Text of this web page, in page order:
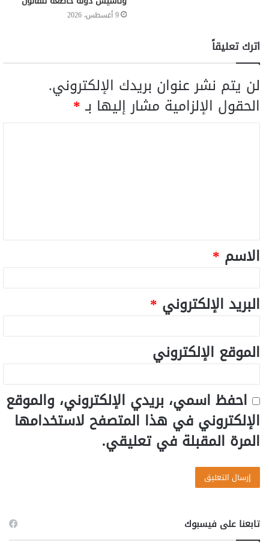
9 أغسطس، 2026
اترك تعليقاً
لن يتم نشر عنوان بريدك الإلكتروني.
الحقول الإلزامية مشار إليها بـ*
الاسم *
البريد الإلكتروني *
الموقع الإلكتروني
احفظ اسمي، بريدي الإلكتروني، والموقع
الإلكتروني في هذا المتصفح لاستخدامها
المرة المقبلة في تعليقي.
تابعنا على فيسبوك